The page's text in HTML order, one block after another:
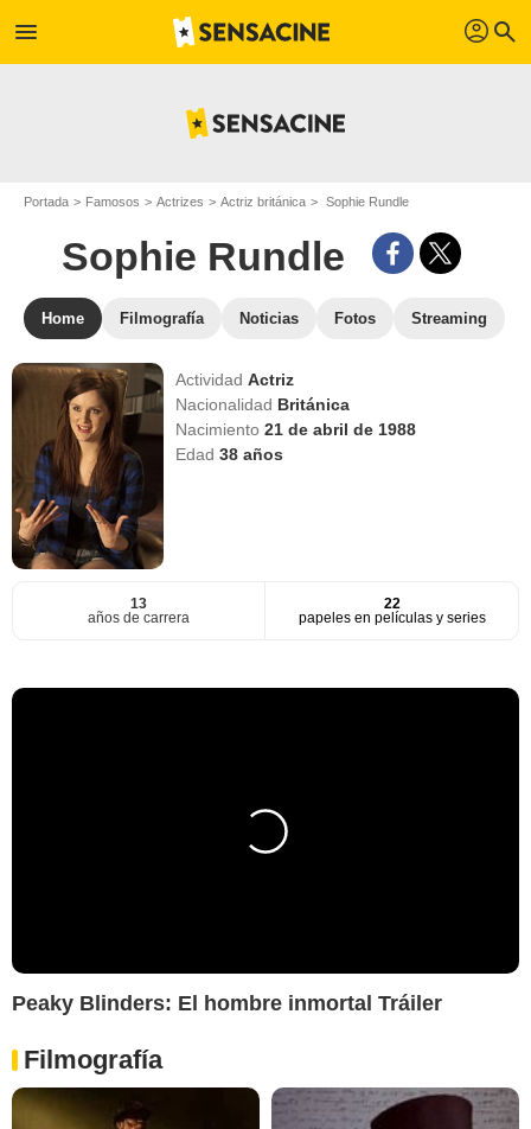
menu profil search
Portada Famosos Actrizes Actriz británica Sophie Rundle
Sophie Rundle
Home Filmografía Noticias Fotos Streaming
ActividadActriz
Nacionalidad Británica
Nacimiento21 de abril de 1988
Edad38 años
13
años de carrera
22
papeles en películas y series
Peaky Blinders: El hombre inmortal Tráiler
Filmografía